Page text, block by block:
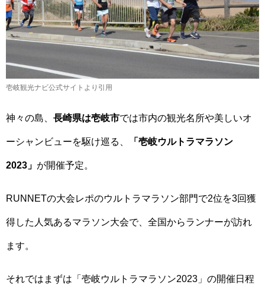
壱岐観光ナビ公式サイトより引用
神々の島、 長崎県は壱岐市では市内の観光名所や美しいオ
ーシャンビューを駆け巡る、 「壱岐ウルトラマラソン
2023」 が開催予定。
RUNNETの大会レポのウルトラマラソン部門で2位を3回獲
得した人気あるマラソン大会で、全国からランナーが訪れ
ます。
それではまずは「壱岐ウルトラマラソン2023」の開催日程